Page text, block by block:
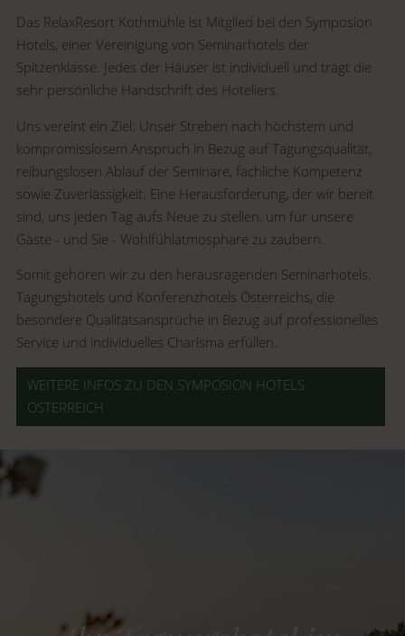
Das RelaxResort Kothmühle ist Mitglied bei den Symposion
Hotels, einer Vereinigung von Seminarhotels der
Spitzenklasse. Jedes der Häuser ist individuell und trägt die
sehr persönliche Handschrift des Hoteliers.
Uns vereint ein Ziel: Unser Streben nach höchstem und
kompromisslosem Anspruch in Bezug auf Tagungsqualität,
reibungslosen Ablauf der Seminare, fachliche Kompetenz
sowie Zuverlässigkeit. Eine Herausforderung, der wir bereit
sind, uns jeden Tag aufs Neue zu stellen, um für unsere
Gäste - und Sie - Wohlfühlatmosphäre zu zaubern.
Somit gehören wir zu den herausragenden Seminarhotels,
Tagungshotels und Konferenzhotels Österreichs, die
besondere Qualitätsansprüche in Bezug auf professionelles
Service und individuelles Charisma erfüllen.
WEITERE INFOS ZU DEN SYMPOSION HOTELS
ÖSTERREICH